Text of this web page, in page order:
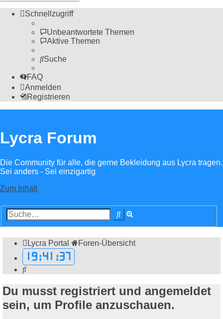
Schnellzugriff
Unbeantwortete Themen
Aktive Themen
Suche
FAQ
Anmelden
Registrieren
Lycra Forum
Die Community für alle, die gerne Bekleidung aus Lycra tragen.
Sei anders - Sei einzigartig
Zum Inhalt
Suche
Lycra Portal Foren-Übersicht
19:41 :37
Suche
Du musst registriert und angemeldet
sein, um Profile anzuschauen.